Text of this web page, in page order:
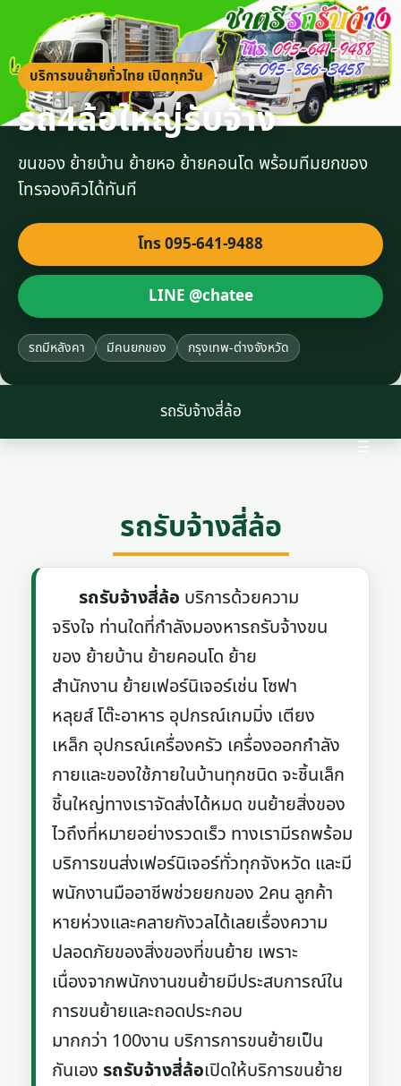
บริการขนย้ายทั่วไทย เปิดทุกวัน
รถ4ล้อใหญ่รับจ้าง
ขนของ ย้ายบ้าน ย้ายหอ ย้ายคอนโด พร้อมทีมยกของ
โทรจองคิวได้ทันที
โทร 095-641-9488
LINE @chatee
รถมีหลังคา มีคนยกของ กรุงเทพ-ต่างจังหวัด
รถรับจ้างสี่ล้อ
☰
รถรับจ้างสี่ล้อ
รถรับจ้างสี่ล้อ บริการด้วยความ
จริงใจ ท่านใดที่กำลังมองหารถรับจ้างขน
ของ ย้ายบ้าน ย้ายคอนโด ย้าย
สำนักงาน ย้ายเฟอร์นิเจอร์เช่น โซฟา
หลุยส์ โต๊ะอาหาร อุปกรณ์เกมมิ่ง เตียง
เหล็ก อุปกรณ์เครื่องครัว เครื่องออกกำลัง
กายและของใช้ภายในบ้านทุกชนิด จะชิ้นเล็ก
ชิ้นใหญ่ทางเราจัดส่งได้หมด ขนย้ายสิ่งของ
ไวถึงที่หมายอย่างรวดเร็ว ทางเรามีรถพร้อม
บริการขนส่งเฟอร์นิเจอร์ทั่วทุกจังหวัด และมี
พนักงานมืออาชีพช่วยยกของ 2คน ลูกค้า
หายห่วงและคลายกังวลได้เลยเรื่องความ
ปลอดภัยของสิ่งของที่ขนย้าย เพราะ
เนื่องจากพนักงานขนย้ายมีประสบการณ์ใน
การขนย้ายและถอดประกอบ
มากกว่า 100งาน บริการการขนย้ายเป็น
กันเอง รถรับจ้างสี่ล้อเปิดให้บริการขนย้าย